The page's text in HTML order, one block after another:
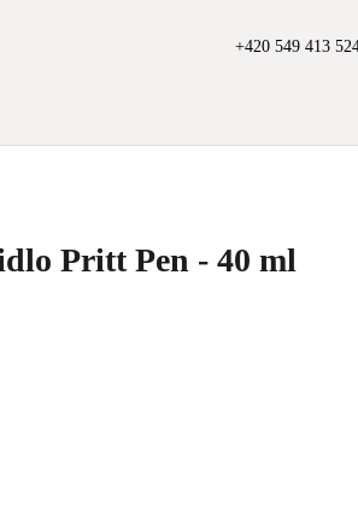
+420 549 413
Pritt Pen - 40 ml